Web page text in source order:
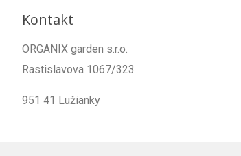
Kontakt
ORGANIX garden s.r.o.
Rastislavova 1067/323
951 41 Lužianky